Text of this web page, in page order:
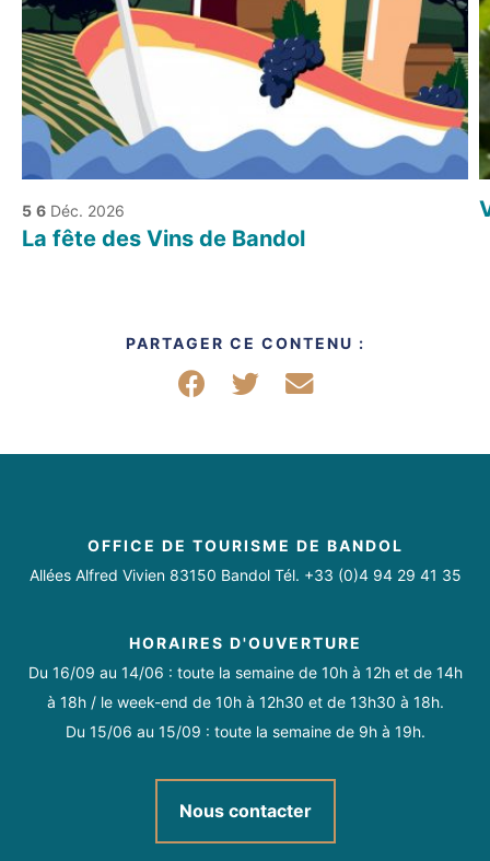
5 6 Déc. 2026
La fête des Vins de Bandol
PARTAGER CE CONTENU :
Partager sur Facebook
Partager sur Twitter
Partager par mail
OFFICE DE TOURISME DE BANDOL
Allées Alfred Vivien 83150 Bandol Tél. +33 (0)4 94 29 41 35
HORAIRES D'OUVERTURE
Du 16/09 au 14/06 : toute la semaine de 10h à 12h et de 14h
à 18h / le week-end de 10h à 12h30 et de 13h30 à 18h.
Du 15/06 au 15/09 : toute la semaine de 9h à 19h.
Nous contacter